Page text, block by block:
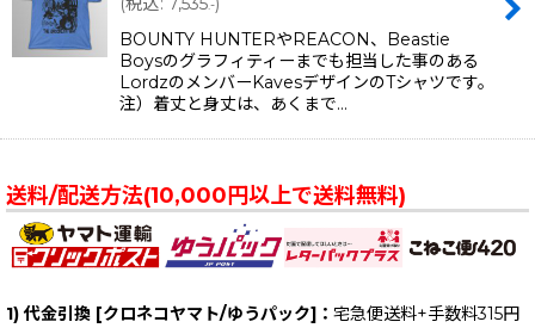
.-
BOUNTY HUNTERやREACON、Beastie
Boysのグラフィティーまでも担当した事のある
LordzのメンバーKavesデザインのTシャツです。
注）着丈と身丈は、あくまで…
送料/配送方法(10,000円以上で送料無料)
1) 代金引換 [クロネコヤマト/ゆうパック]： 宅急便送料+手数料315円